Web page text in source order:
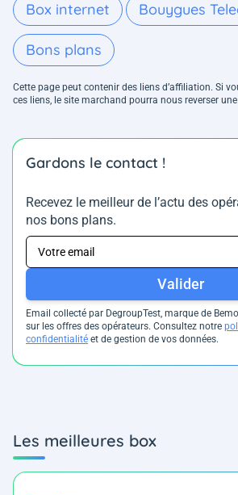
Box internet Bouygues
Bons plans
Cette page peut contenir des liens d’affiliation. Si
ces liens, le site marchand pourra nous reverser
Gardons le contact !
Recevez le meilleur de l’actu des
nos bons plans.
Valider
Email collecté par DegroupTest, marque de
sur les offres des opérateurs. Consultez notre
confidentialité et de gestion de vos données.
Les meilleures box